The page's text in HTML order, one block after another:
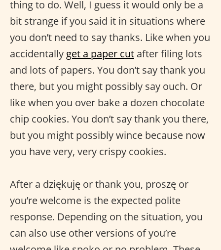
thing to do. Well, I guess it would only be a
bit strange if you said it in situations where
you don’t need to say thanks. Like when you
accidentally get a paper cut after filing lots
and lots of papers. You don’t say thank you
there, but you might possibly say ouch. Or
like when you over bake a dozen chocolate
chip cookies. You don’t say thank you there,
but you might possibly wince because now
you have very, very crispy cookies.
After a dziękuję or thank you, proszę or
you’re welcome is the expected polite
response. Depending on the situation, you
can also use other versions of you’re